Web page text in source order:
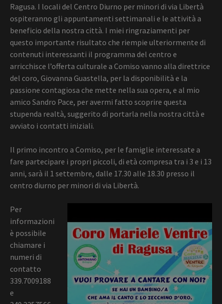
Ragusa. I locali del Centro Diurno per minori di via Libertà
ospiteranno gli appuntamenti settimanali e le attività a
beneficio della nostra città. I miei ringraziamenti per
questo importante risultato che riempie ulteriormente di
contenuti interessanti il programma del centro e
arricchisce l’offerta culturale a Comiso vanno alla direttrice
del coro, Giovanna Guastella, per la disponibilità e la
passione contagiosa che mette nella sua opera, e al mio
amico Sandro Pace, per avermi fatto scoprire questa
stupenda realtà, suggerito di portarla nella nostra città e
avviato i contatti iniziali.
Il primo incontro a Comiso, per le famiglie interessate a
fare partecipare i propri piccoli, di età compresa tra i 3 e i 13
anni, sarà il 1 settembre, dalle 17.30 alle 18.30 presso il
centro diurno per minori di via Libertà.
Per
informazioni
è possibile
chiamare i
numeri di
contatto
339.7009188
e